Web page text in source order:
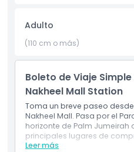
impresionantes de la
de la isla, convirtiendo un
experiencia memorable de
relativamente baja en
tradicional. Ya sea que visites
aventura, el Monorraíl de
ecológica y pintoresca de
Jumeirah.
Adulto
(110 cm o más)
Boleto de Viaje
Nakheel Mall Station
Toma un breve paseo
Nakheel Mall. Pasa por el
horizonte de Palm Jumeirah
principales lugares de
Leer más
Incluye